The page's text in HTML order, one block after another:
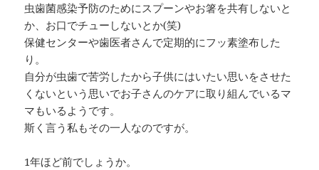
虫歯菌感染予防のためにスプーンやお箸を共有しないと
か、お口でチューしないとか(笑)
保健センターや歯医者さんで定期的にフッ素塗布した
り。
自分が虫歯で苦労したから子供にはいたい思いをさせた
くないという思いでお子さんのケアに取り組んでいるマ
マもいるようです。
斯く言う私もその一人なのですが。
1年ほど前でしょうか。